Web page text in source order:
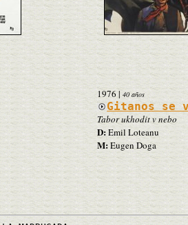
1976| 40 años
Gitanos se
Tabor ukhodit v nebo
D:Emil Loteanu
M:Eugen Doga